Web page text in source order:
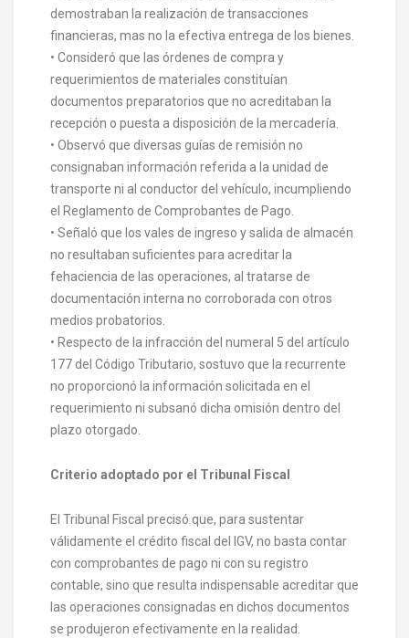
demostraban la realización de transacciones
financieras, mas no la efectiva entrega de los bienes.
• Consideró que las órdenes de compra y
requerimientos de materiales constituían
documentos preparatorios que no acreditaban la
recepción o puesta a disposición de la mercadería.
• Observó que diversas guías de remisión no
consignaban información referida a la unidad de
transporte ni al conductor del vehículo, incumpliendo
el Reglamento de Comprobantes de Pago.
• Señaló que los vales de ingreso y salida de almacén
no resultaban suficientes para acreditar la
fehaciencia de las operaciones, al tratarse de
documentación interna no corroborada con otros
medios probatorios.
• Respecto de la infracción del numeral 5 del artículo
177 del Código Tributario, sostuvo que la recurrente
no proporcionó la información solicitada en el
requerimiento ni subsanó dicha omisión dentro del
plazo otorgado.
Criterio adoptado por el Tribunal Fiscal
El Tribunal Fiscal precisó que, para sustentar
válidamente el crédito fiscal del IGV, no basta contar
con comprobantes de pago ni con su registro
contable, sino que resulta indispensable acreditar que
las operaciones consignadas en dichos documentos
se produjeron efectivamente en la realidad.